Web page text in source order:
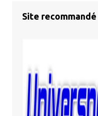
Site recommandé